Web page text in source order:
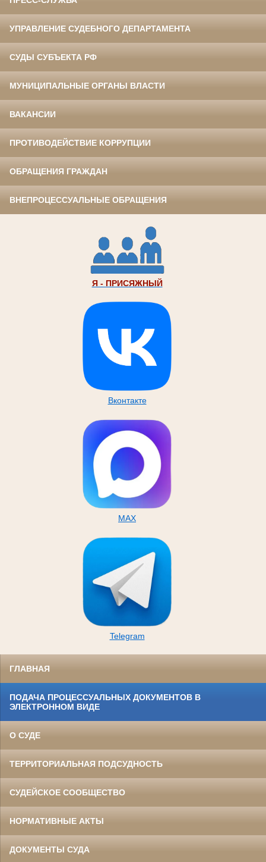
УПРАВЛЕНИЕ СУДЕБНОГО ДЕПАРТАМЕНТА
СУДЫ СУБЪЕКТА РФ
МУНИЦИПАЛЬНЫЕ ОРГАНЫ ВЛАСТИ
ВАКАНСИИ
ПРОТИВОДЕЙСТВИЕ КОРРУПЦИИ
ОБРАЩЕНИЯ ГРАЖДАН
ВНЕПРОЦЕССУАЛЬНЫЕ ОБРАЩЕНИЯ
Я - ПРИСЯЖНЫЙ
Вконтакте
MAX
Telegram
ГЛАВНАЯ
ПОДАЧА ПРОЦЕССУАЛЬНЫХ ДОКУМЕНТОВ В
ЭЛЕКТРОННОМ ВИДЕ
О СУДЕ
ТЕРРИТОРИАЛЬНАЯ ПОДСУДНОСТЬ
СУДЕЙСКОЕ СООБЩЕСТВО
НОРМАТИВНЫЕ АКТЫ
ДОКУМЕНТЫ СУДА